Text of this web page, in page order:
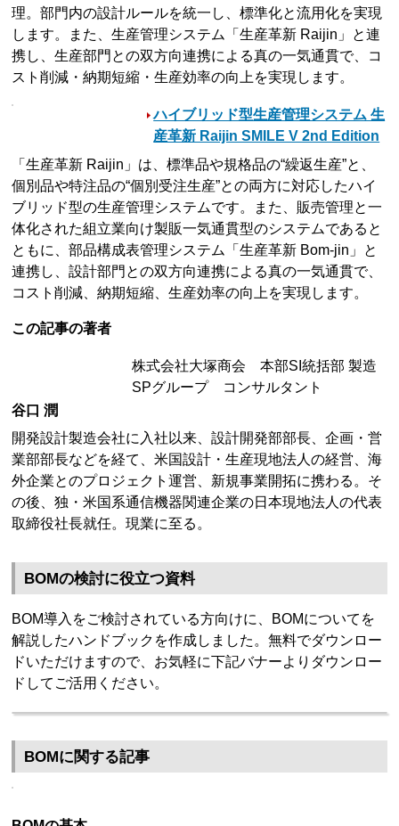
理。部門内の設計ルールを統一し、標準化と流用化を実現
します。また、生産管理システム「生産革新 Raijin」と連
携し、生産部門との双方向連携による真の一気通貫で、コ
スト削減・納期短縮・生産効率の向上を実現します。
ハイブリッド型生産管理システム 生
産革新 Raijin SMILE V 2nd Edition
「生産革新 Raijin」は、標準品や規格品の“繰返生産”と、
個別品や特注品の“個別受注生産”との両方に対応したハイ
ブリッド型の生産管理システムです。また、販売管理と一
体化された組立業向け製販一気通貫型のシステムであると
ともに、部品構成表管理システム「生産革新 Bom-jin」と
連携し、設計部門との双方向連携による真の一気通貫で、
コスト削減、納期短縮、生産効率の向上を実現します。
この記事の著者
株式会社大塚商会 本部SI統括部 製造
SPグループ コンサルタント
谷口 潤
開発設計製造会社に入社以来、設計開発部部長、企画・営
業部部長などを経て、米国設計・生産現地法人の経営、海
外企業とのプロジェクト運営、新規事業開拓に携わる。そ
の後、独・米国系通信機器関連企業の日本現地法人の代表
取締役社長就任。現業に至る。
BOMの検討に役立つ資料
BOM導入をご検討されている方向けに、BOMについてを
解説したハンドブックを作成しました。無料でダウンロー
ドいただけますので、お気軽に下記バナーよりダウンロー
ドしてご活用ください。
BOMに関する記事